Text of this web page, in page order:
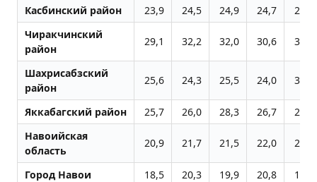
Касбинский район
23,9 24,5 24,9 24,7
24,1
Чиракчинский
район
29,1 32,2 32,0 30,6 30,5
Шахрисабзский
район
25,6 24,3 25,5 24,0 36,2
Яккабагский район 25,7 26,0 28,3 26,7
24,8
Навоийская
область
20,9 21,7 21,5 22,0 21,0
Город Навои 18,5 20,3 19,9 20,8
19,6